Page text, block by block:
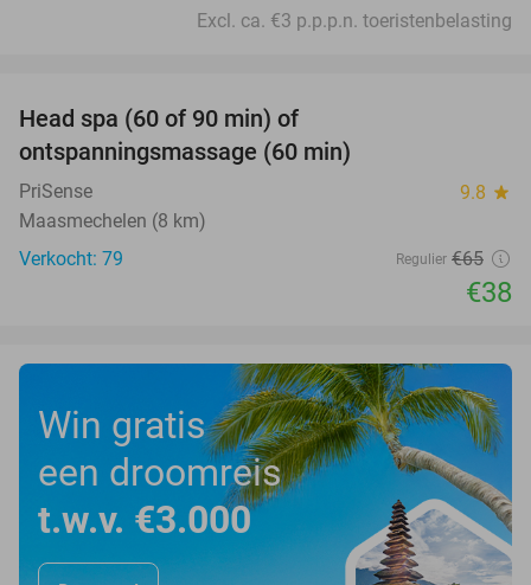
Excl. ca. €3 p.p.p.n. toeristenbelasting
Head spa (60 of 90 min) of
ontspanningsmassage (60 min)
PriSense 9.8 star
Maasmechelen (8 km)
Verkocht: 79
Regulier €65
€38
Win gratis
een droomreis
t.w.v. €3.000